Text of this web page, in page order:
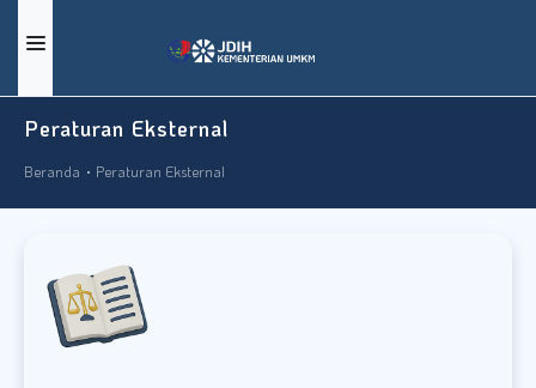
BERANDA
DOKUMEN
BERITA
DOKUMEN PEMBENTUKAN PUU
GRAFIK STATISTIK
Peraturan Eksternal
Beranda Peraturan Eksternal